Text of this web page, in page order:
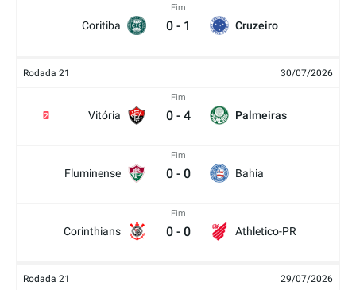
Coritiba
Fim
0 - 1 Cruzeiro
Rodada 21 30/07/2026
Vitória
2
Fim
0 - 4 Palmeiras
Fluminense
Fim
0 - 0 Bahia
Corinthians
Fim
0 - 0 Athletico-PR
Rodada 21 29/07/2026